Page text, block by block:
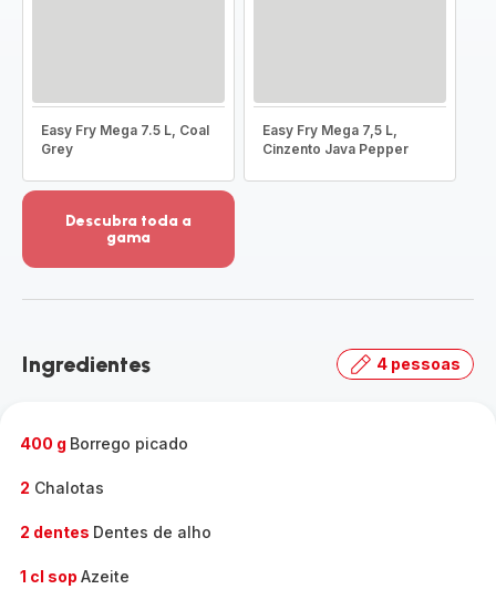
Easy Fry Mega 7.5 L, Coal
Grey
Easy Fry Mega 7,5 L,
Cinzento Java Pepper
Descubra toda a
gama
detalhes
toda
Ingredientes 4 pessoas
400 g Borrego picado
2 Chalotas
2 dentes Dentes de alho
1 cl sop Azeite